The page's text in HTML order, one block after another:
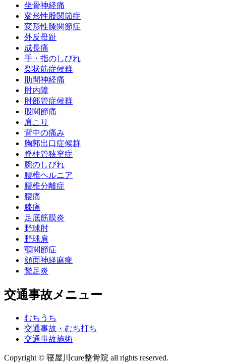
坐骨神経痛
変形性股関節症
変形性膝関節症
外反母趾
成長痛
手・指のしびれ
梨状筋症候群
肋間神経痛
肘内障
肘部管症候群
股関節痛
肩こり
背中の痛み
胸郭出口症候群
脊柱管狭窄症
腕のしびれ
腰椎ヘルニア
腰椎分離症
腰痛
膝痛
足底筋膜炎
野球肘
野球肩
顎関節症
顔面神経麻痺
鵞足炎
交通事故メニュー
むちうち
交通事故・むち打ち
交通事故施術
Copyright © 寝屋川cure整骨院 all rights reserved.